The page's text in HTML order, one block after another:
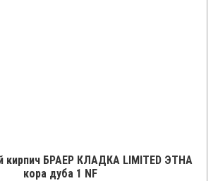
кирпич БРАЕР КЛАДКА LIMITED ЭТНА
кора дуба 1 NF